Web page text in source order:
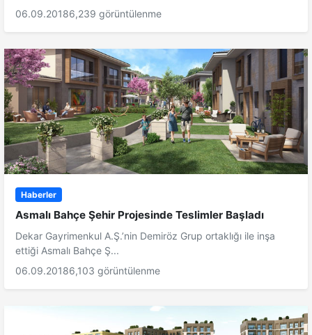
06.09.20186,239 görüntülenme
Haberler
Asmalı Bahçe Şehir Projesinde Teslimler Başladı
Dekar Gayrimenkul A.Ş.’nin Demiröz Grup ortaklığı ile inşa
ettiği Asmalı Bahçe Ş...
06.09.20186,103 görüntülenme